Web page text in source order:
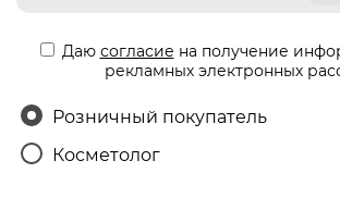
Даю согласие на получение
рекламных электронных
Розничный покупатель
Косметолог